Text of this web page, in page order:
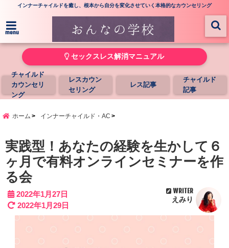
インナーチャイルドを癒し、根本から自分を変化させていく本格的なカウンセリング
menu
セックスレス解消マニュアル
チャイルド
カウンセリ
ング
レスカウン
セリング
レス記事
チャイルド
記事
ホーム インナーチャイルド・AC
実践型！あなたの経験を生かして６
ヶ月で有料オンラインセミナーを作
る会
2022年1月27日
2022年1月29日
WRITER
えみり